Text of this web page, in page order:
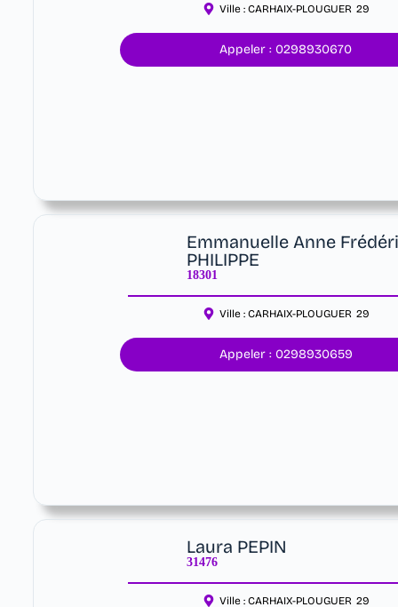
Ville : CARHAIX-PLOUGUER 29
Appeler : 0298930670
Emmanuelle Anne
PHILIPPE
18301
Ville : CARHAIX-PLOUGUER 29
Appeler : 0298930659
Laura PEPIN
31476
Ville : CARHAIX-PLOUGUER 29